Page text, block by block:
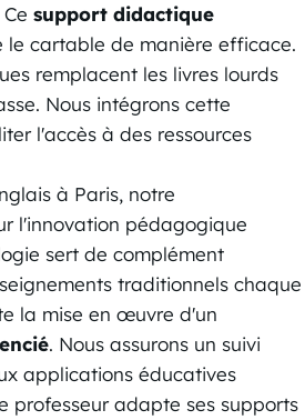
support didactique
le cartable de manière efficace.
remplacent les livres lourds
Nous intégrons cette
l'accès à des ressources
à Paris, notre
l'innovation pédagogique
sert de complément
traditionnels chaque
la mise en œuvre d'un
. Nous assurons un suivi
applications éducatives
professeur adapte ses supports